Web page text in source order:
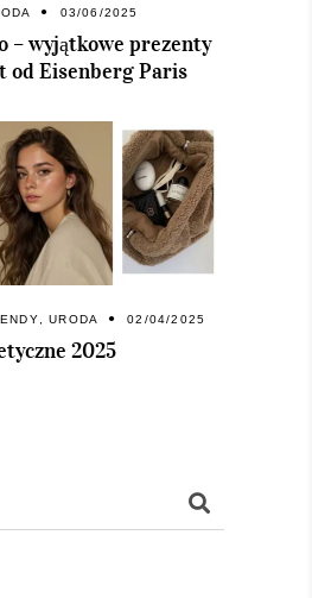
03/06/2025
– wyjątkowe prezenty
od Eisenberg Paris
,URODA 02/04/2025
2025